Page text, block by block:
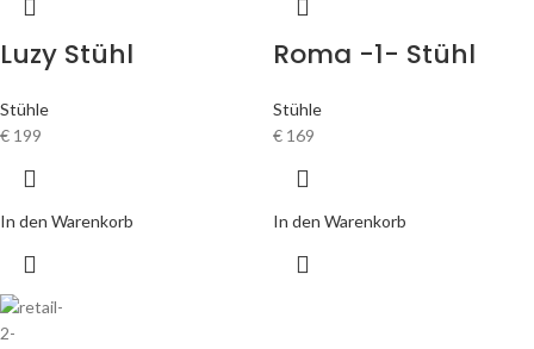
Luzy Stühl
Stühle
€ 199
In den Warenkorb
Roma -1- Stühl
Stühle
€ 169
In den Warenkorb